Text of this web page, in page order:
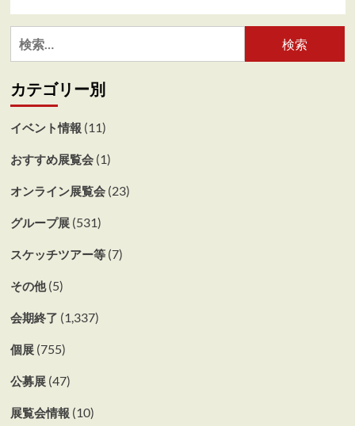
検
索:
カテゴリー別
イベント情報 (11)
おすすめ展覧会(1)
オンライン展覧会(23)
グループ展(531)
スケッチツアー等(7)
その他(5)
会期終了 (1,337)
個展(755)
公募展(47)
展覧会情報 (10)